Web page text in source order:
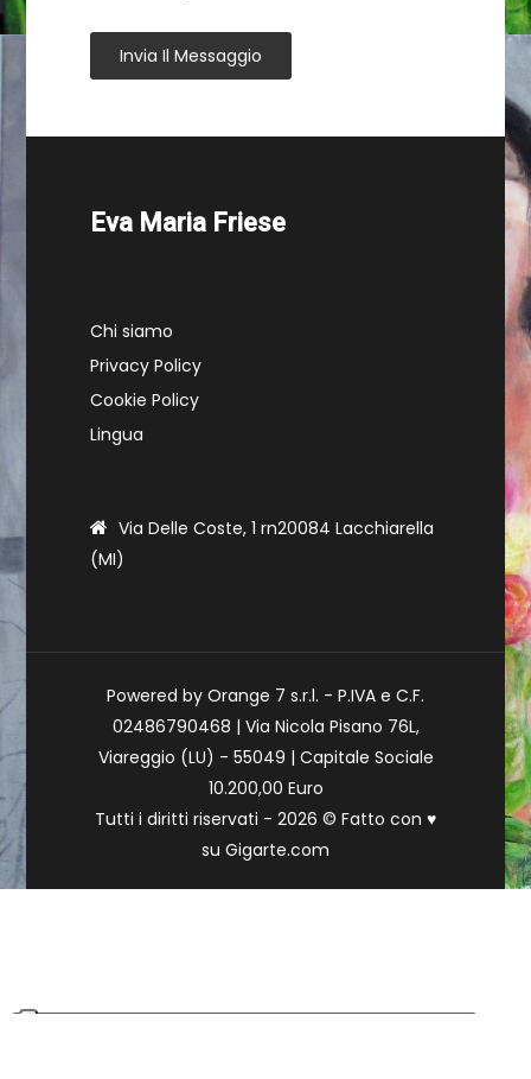
Invia Il Messaggio
Eva Maria Friese
Chi siamo
Privacy Policy
Cookie Policy
Lingua
Via Delle Coste, 1 rn20084 Lacchiarella
(MI)
Powered by Orange 7 s.r.l. - P.IVA e C.F.
02486790468 | Via Nicola Pisano 76L,
Viareggio (LU) - 55049 | Capitale Sociale
10.200,00 Euro
Tutti i diritti riservati - 2026 © Fatto con ♥
su Gigarte.com